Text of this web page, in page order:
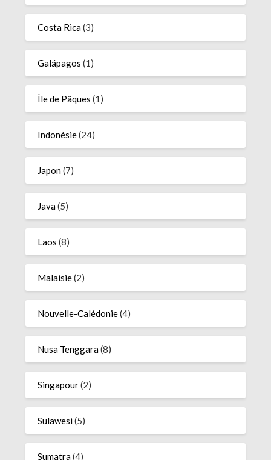
Costa Rica(3)
Galápagos (1)
Île de Pâques (1)
Indonésie(24)
Japon(7)
Java(5)
Laos (8)
Malaisie(2)
Nouvelle-Calédonie(4)
Nusa Tenggara(8)
Singapour(2)
Sulawesi(5)
Sumatra(4)